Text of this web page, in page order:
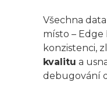
Všechna
místo –
konzistenci,
kvalitu a
debugování